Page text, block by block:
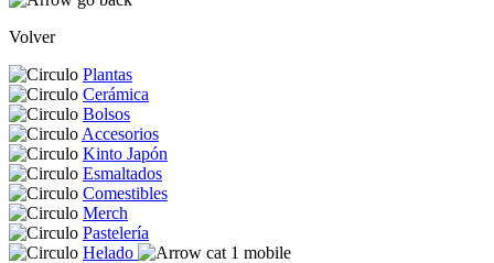
Volver
Plantas
Cerámica
Bolsos
Accesorios
Kinto Japón
Esmaltados
Comestibles
Merch
Pastelería
Helado